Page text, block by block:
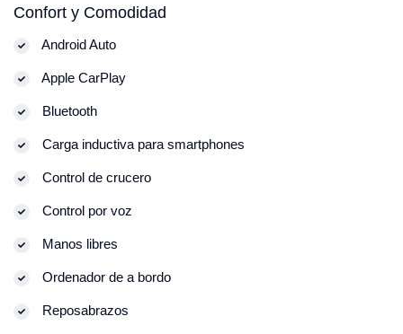
Confort y Comodidad
Android Auto
Apple CarPlay
Bluetooth
Carga inductiva para smartphones
Control de crucero
Control por voz
Manos libres
Ordenador de a bordo
Reposabrazos